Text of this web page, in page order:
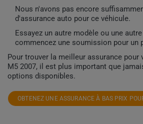
Nous n'avons pas encore
d'assurance auto pour ce véhicule.
Essayez un autre modèle ou une
commencez une soumission pour un
Pour trouver la meilleur assurance pour
M5 2007, il est plus important que
options disponibles.
OBTENEZ UNE ASSURANCE À BAS PRIX